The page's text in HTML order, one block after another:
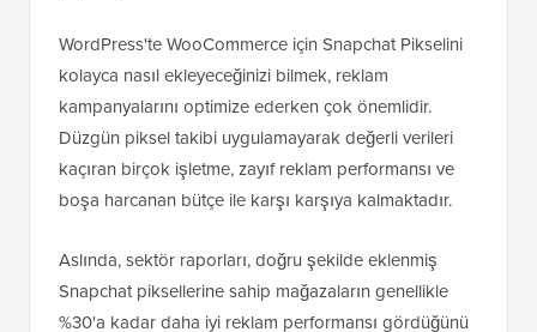
WordPress'te WooCommerce için Snapchat Pikselini
kolayca nasıl ekleyeceğinizi bilmek, reklam
kampanyalarını optimize ederken çok önemlidir.
Düzgün piksel takibi uygulamayarak değerli verileri
kaçıran birçok işletme, zayıf reklam performansı ve
boşa harcanan bütçe ile karşı karşıya kalmaktadır.
Aslında, sektör raporları, doğru şekilde eklenmiş
Snapchat piksellerine sahip mağazaların genellikle
%30'a kadar daha iyi reklam performansı gördüğünü